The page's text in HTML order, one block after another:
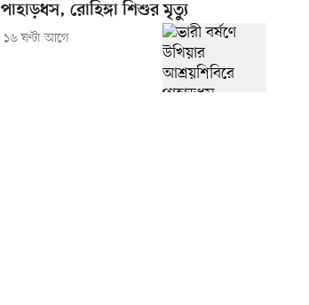
পাহাড়ধস, রোহিঙ্গা শিশুর মৃত্যু
১৬ ঘণ্টা আগে